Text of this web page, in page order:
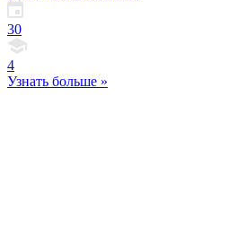
30
4
Узнать больше »